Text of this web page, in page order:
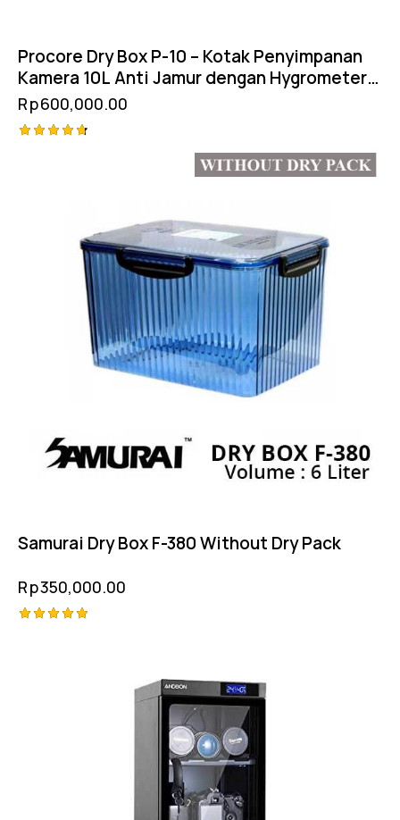
Procore Dry Box P-10 – Kotak Penyimpanan
Kamera 10L Anti Jamur dengan Hygrometer
dan Silica Gel
Rp600,000.00
Samurai Dry Box F-380 Without Dry Pack
Rp350,000.00